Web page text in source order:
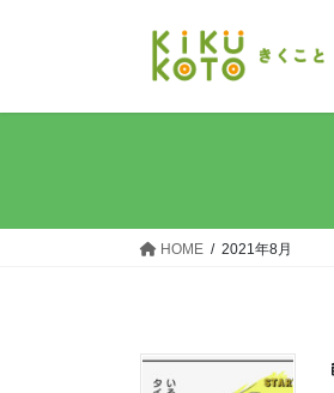
HOME 2021年8月